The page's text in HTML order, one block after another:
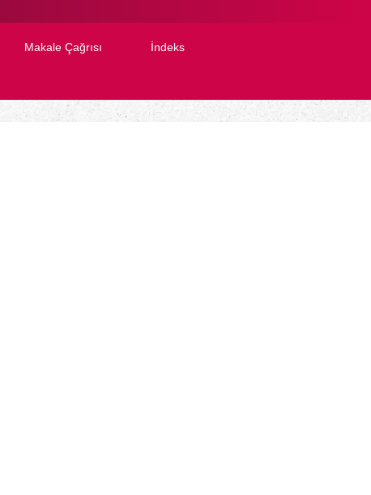
Makale Çağrısı İndeks